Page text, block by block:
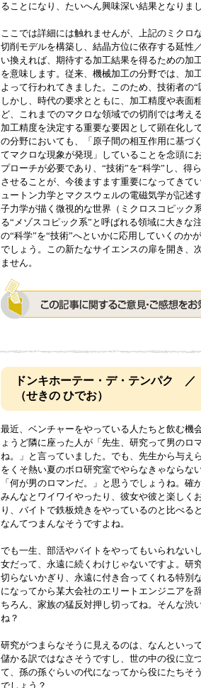
ることになり、たいへん興味深い結果となりまし
ここでは詳細には触れませんが、上記のミクロ
切削モデルを構築し、結晶方位に依存する延性
い換えれば、期待する加工結果を得るための加
を意味します。従来、機械加工の分野では、加
よって行われてきました。このため、技術者の
しかし、時代の要求とともに、加工精度や表面
ど、これまでのマクロな領域での切削では考え
加工精度を決定する重要な要因として顕在化し
の分野においても、「原子間の相互作用に基づ
てマクロな現象が発現」していることを念頭に
プローチが必要であり、“技術”を“科学”し、得
させることが、今後ますます重要になってきて
ュートン力学とマクスウェルの電磁気学が記述
子力学が描く微視的な世界（ミクロスコピック
る“メゾスコピック系”と呼ばれる領域に大きな
の“科学”を“技術”へといかに応用していくのか
でしょう。この新たなサイエンスの扉を開き、
ません。
ドンキホーテー・デ・テンパ
（せきの ひでお）
最近、ベンチャーをやっている人たちと飲む機
ょうど隣に座った人が「先生、研究って男のロ
ね。」と言っていました。でも、先生から与え
をくそ熱い夏のボロ研究室でやらなきゃならな
「何が男のロマンだ。」と思うでしょうね。確
みんなとワイワイやったり、彼女や彼と楽しく
り、バイトで鉄板焼きをやっているのと比べる
なんてつまんなそうですよね。
でも一生、部活やバイトをやってもいられない
女だって、永遠に続くわけじゃないですよ。研
切らないかぎり、永遠に付き合ってくれる特別
になってから某大会社のエリートエンジニアを
ちろん、家族の猛反対押し切ってね。そんな渋
ね？
研究がつまらなそうに見えるのは、なんといっ
儲かる訳ではなさそうですし、世の中の役に立
て、孫の孫ぐらいの代になってから役にたちそ
でしょう？